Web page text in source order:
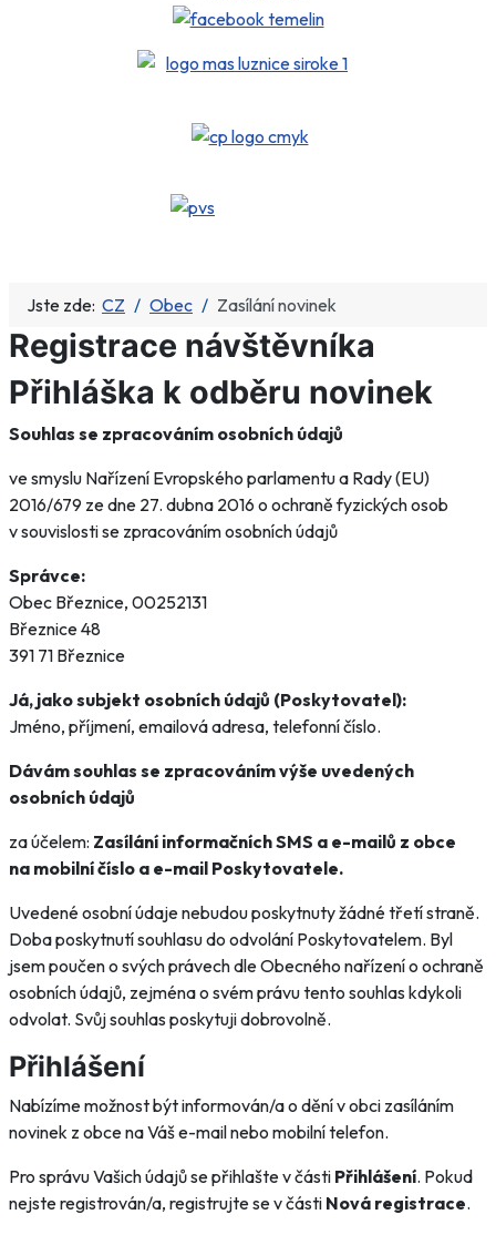
Jste zde: CZ Obec Zasílání novinek
Registrace návštěvníka
Přihláška k odběru novinek
Souhlas se zpracováním osobních údajů
ve smyslu Nařízení Evropského parlamentu a Rady (EU)
2016/679 ze dne 27. dubna 2016 o ochraně fyzických osob
v souvislosti se zpracováním osobních údajů
Správce:
Obec Březnice, 00252131
Březnice 48
391 71 Březnice
Já, jako subjekt osobních údajů (Poskytovatel):
Jméno, příjmení, emailová adresa, telefonní číslo.
Dávám souhlas se zpracováním výše uvedených
osobních údajů
za účelem: Zasílání informačních SMS a e-mailů z obce
na mobilní číslo a e-mail Poskytovatele.
Uvedené osobní údaje nebudou poskytnuty žádné třetí straně.
Doba poskytnutí souhlasu do odvolání Poskytovatelem. Byl
jsem poučen o svých právech dle Obecného nařízení o ochraně
osobních údajů, zejména o svém právu tento souhlas kdykoli
odvolat. Svůj souhlas poskytuji dobrovolně.
Přihlášení
Nabízíme možnost být informován/a o dění v obci zasíláním
novinek z obce na Váš e-mail nebo mobilní telefon.
Pro správu Vašich údajů se přihlašte v části Přihlášení. Pokud
nejste registrován/a, registrujte se v části Nová registrace.